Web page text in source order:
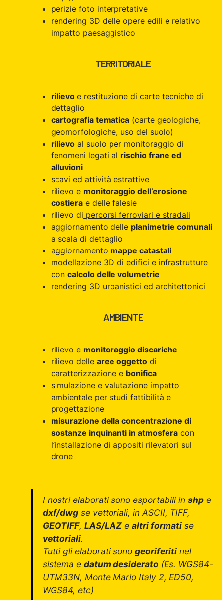
perizie foto interpretative
rendering 3D delle opere edili e relativo
impatto paesaggistico
TERRITORIALE
rilievo e restituzione di carte tecniche di
dettaglio
cartografia tematica (carte geologiche,
geomorfologiche, uso del suolo)
rilievo al suolo per monitoraggio di
fenomeni legati al rischio frane ed
alluvioni
scavi ed attività estrattive
rilievo e monitoraggio dell’erosione
costiera e delle falesie
rilievo di percorsi ferroviari e stradali
aggiornamento delle planimetrie comunali
a scala di dettaglio
aggiornamento mappe catastali
modellazione 3D di edifici e infrastrutture
con calcolo delle volumetrie
rendering 3D urbanistici ed architettonici
AMBIENTE
rilievo e monitoraggio discariche
rilievo delle aree oggetto di
caratterizzazione e bonifica
simulazione e valutazione impatto
ambientale per studi fattibilità e
progettazione
misurazione della concentrazione di
sostanze inquinanti in atmosfera con
l’installazione di appositi rilevatori sul
drone
I nostri elaborati sono esportabili in shp e
dxf/dwg se vettoriali, in ASCII, TIFF,
GEOTIFF, LAS/LAZ e altri formati se
vettoriali.
Tutti gli elaborati sono georiferiti nel
sistema e datum desiderato (Es. WGS84-
UTM33N, Monte Mario Italy 2, ED50,
WGS84, etc)